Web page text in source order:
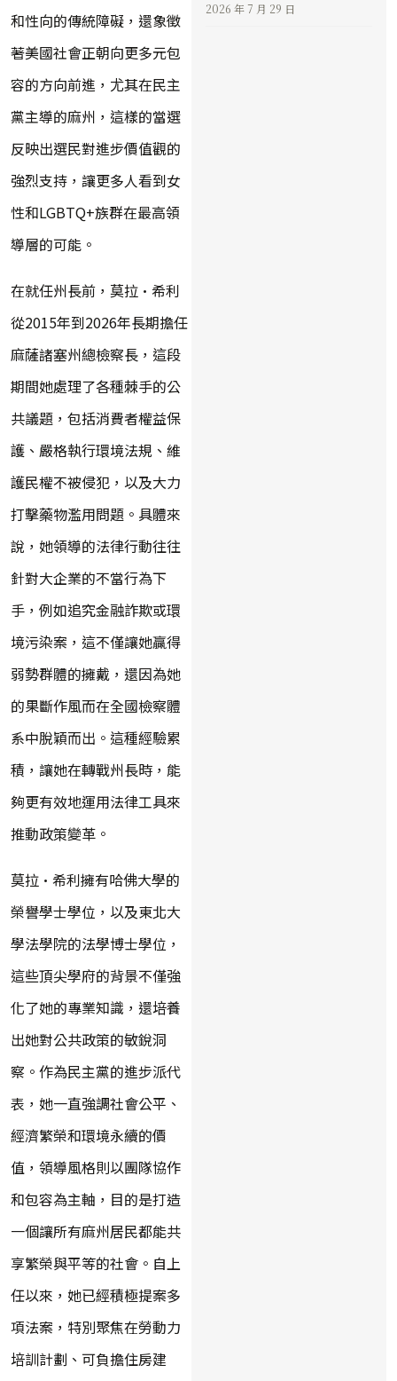
和性向的傳統障礙，還象徵
著美國社會正朝向更多元包
容的方向前進，尤其在民主
黨主導的麻州，這樣的當選
反映出選民對進步價值觀的
強烈支持，讓更多人看到女
性和LGBTQ+族群在最高領
導層的可能。
在就任州長前，莫拉·希利
從2015年到2026年長期擔任
麻薩諸塞州總檢察長，這段
期間她處理了各種棘手的公
共議題，包括消費者權益保
護、嚴格執行環境法規、維
護民權不被侵犯，以及大力
打擊藥物濫用問題。具體來
說，她領導的法律行動往往
針對大企業的不當行為下
手，例如追究金融詐欺或環
境污染案，這不僅讓她贏得
弱勢群體的擁戴，還因為她
的果斷作風而在全國檢察體
系中脫穎而出。這種經驗累
積，讓她在轉戰州長時，能
夠更有效地運用法律工具來
推動政策變革。
莫拉·希利擁有哈佛大學的
榮譽學士學位，以及東北大
學法學院的法學博士學位，
這些頂尖學府的背景不僅強
化了她的專業知識，還培養
出她對公共政策的敏銳洞
察。作為民主黨的進步派代
表，她一直強調社會公平、
經濟繁榮和環境永續的價
值，領導風格則以團隊協作
和包容為主軸，目的是打造
一個讓所有麻州居民都能共
享繁榮與平等的社會。自上
任以來，她已經積極提案多
項法案，特別聚焦在勞動力
培訓計劃、可負擔住房建
2026 年 7 月 29 日